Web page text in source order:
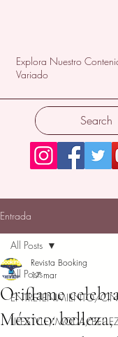
Explora Nuestro
Variado
Entrada
All Posts
ENTRETENIMIENTO/
LIFESTYLE/MODA/
All Posts
Oriflame
México:
Revista Booking
17 mar